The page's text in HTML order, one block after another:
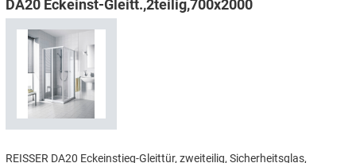
DA20 Eckeinst-Gleitt.,2teilig,700x2000
REISSER DA20 Eckeinstieg-Gleittür, zweiteilig, Sicherheitsglas,